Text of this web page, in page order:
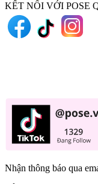
KẾT NỐI VỚI POSE
Nhận thông báo qua